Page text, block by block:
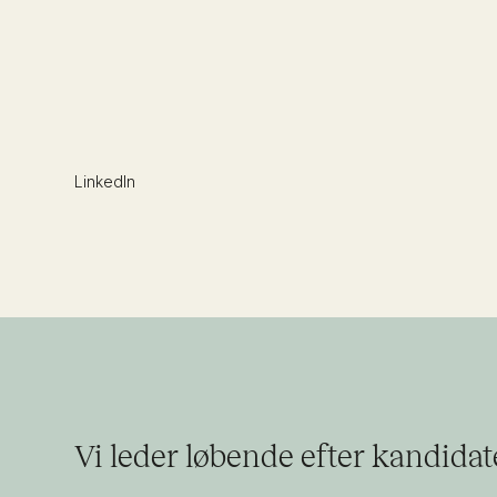
LinkedIn
Vi leder løbende efter